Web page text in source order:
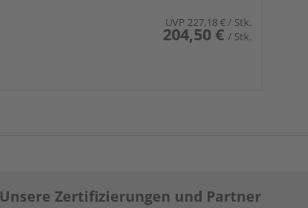
UVP 227,18 € / Stk.
204,50 € / Stk.
Unsere Zertifizierungen und Partner